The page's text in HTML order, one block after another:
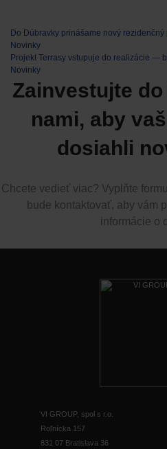
Do Dúbravky prinášame nový rezidenčný
Novinky
Projekt Terrasy vstupuje do realizácie —
Novinky
Zainvestujte
nami, aby
dosiahli
Chcete vedieť viac? Vyplňte
bude kontaktovať, aby vám
informácie o
VI GROUP, spol s r.o.
Roľnícka 157
831 07 Bratislava 36